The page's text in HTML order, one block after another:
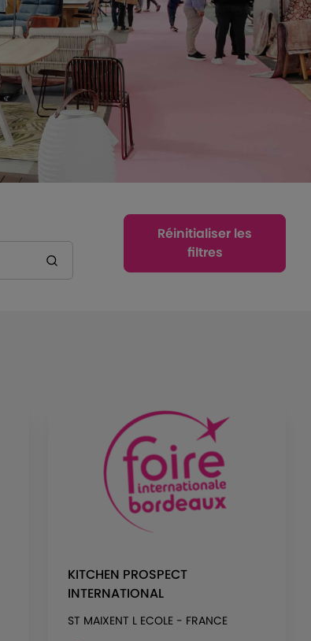
Réinitialiser les
filtres
KITCHEN PROSPECT
INTERNATIONAL
ST MAIXENT L ECOLE - FRANCE